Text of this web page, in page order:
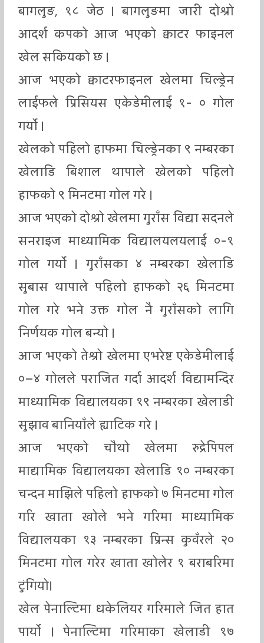
बागलुङ, १८ जेठ । बागलुङमा जारी दोश्रो
आदर्श कपको आज भएको क्वाटर फाइनल
खेल सकियको छ ।
आज भएको क्वाटरफाइनल खेलमा चिल्ड्रेन
लाईफले प्रिसियस एकेडेमीलाई १- ० गोल
गर्यो ।
खेलको पहिलो हाफमा चिल्ड्रेनका ९ नम्बरका
खेलाडि बिशाल थापाले खेलको पहिलो
हाफको ९ मिनटमा गोल गरे ।
आज भएको दोश्रो खेलमा गुराँस विद्या सदनले
सनराइज माध्यामिक विद्यालयलयलाई ०-१
गोल गर्यो । गुराँसका ४ नम्बरका खेलाडि
सुबास थापाले पहिलो हाफको २६ मिनटमा
गोल गरे भने उक्त गोल नै गुराँसको लागि
निर्णयक गोल बन्यो ।
आज भएको तेश्रो खेलमा एभरेष्ट एकेडेमीलाई
०–४ गोलले पराजित गर्दा आदर्श विद्यामन्दिर
माध्यामिक विद्यालयका १९ नम्बरका खेलाडी
सुझाव बानियाँले ह्याटिक गरे ।
आज भएको चौथो खेलमा रुद्रेपिपल
माद्यामिक विद्यालयका खेलाडि १० नम्बरका
चन्दन माझिले पहिलो हाफको ७ मिनटमा गोल
गरि खाता खोले भने गरिमा माध्यामिक
विद्यालयका १३ नम्बरका प्रिन्स कुवँरले २०
मिनटमा गोल गरेर खाता खोलेर १ बराबरिमा
टुंगियो।
खेल पेनाल्टिमा धकेलियर गरिमाले जित हात
पार्यो । पेनाल्टिमा गरिमाका खेलाडी १७